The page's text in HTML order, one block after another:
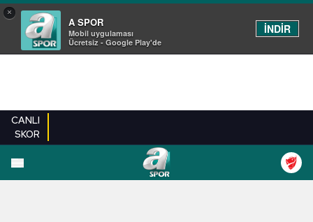
×
A SPOR
Mobil uygulaması
Ücretsiz - Google Play'de
İNDİR
CANLI
SKOR